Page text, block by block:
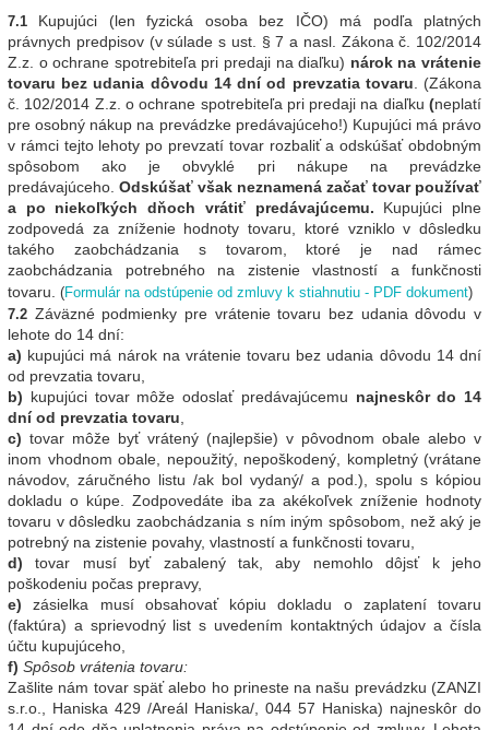
7.1
Kupujúci (len fyzická osoba bez IČO) má podľa platných
právnych predpisov (v súlade s ust. § 7 a nasl. Zákona č. 102/2014
Z.z. o ochrane spotrebiteľa pri predaji na diaľku) nárok na vrátenie
tovaru bez udania dôvodu 14 dní od prevzatia tovaru . (Zákona
č. 102/2014 Z.z. o ochrane spotrebiteľa pri predaji na diaľku (neplatí
pre osobný nákup na prevádzke predávajúceho!) Kupujúci má právo
v rámci tejto lehoty po prevzatí tovar rozbaliť a odskúšať obdobným
spôsobom ako je obvyklé pri nákupe na prevádzke
predávajúceho. Odskúšať však neznamená začať tovar používať
a po niekoľkých dňoch vrátiť predávajúcemu. Kupujúci plne
zodpovedá za zníženie hodnoty tovaru, ktoré vzniklo v dôsledku
takého zaobchádzania s tovarom, ktoré je nad rámec
zaobchádzania potrebného na zistenie vlastností a funkčnosti
tovaru. (Formulár na odstúpenie od zmluvy k stiahnutiu - PDF dokument)
7.2 Záväzné podmienky pre vrátenie tovaru bez udania dôvodu v
lehote do 14 dní:
a) kupujúci má nárok na vrátenie tovaru bez udania dôvodu 14 dní
od prevzatia tovaru,
b) kupujúci tovar môže odoslať predávajúcemu najneskôr do 14
dní od prevzatia tovaru
c) tovar môže byť vrátený (najlepšie) v pôvodnom obale alebo v
inom vhodnom obale, nepoužitý, nepoškodený, kompletný (vrátane
návodov, záručného listu /ak bol vydaný/ a pod.), spolu s kópiou
dokladu o kúpe. Zodpovedáte iba za akékoľvek zníženie hodnoty
tovaru v dôsledku zaobchádzania s ním iným spôsobom, než aký je
potrebný na zistenie povahy, vlastností a funkčnosti tovaru,
d) tovar musí byť zabalený tak, aby nemohlo dôjsť k jeho
poškodeniu počas prepravy,
e) zásielka musí obsahovať kópiu dokladu o zaplatení tovaru
(faktúra) a sprievodný list s uvedením kontaktných údajov a čísla
účtu kupujúceho,
f) Spôsob vrátenia tovaru:
Zašlite nám tovar späť alebo ho prineste na našu prevádzku (ZANZI
s.r.o., Haniska 429 /Areál Haniska/, 044 57 Haniska) najneskôr do